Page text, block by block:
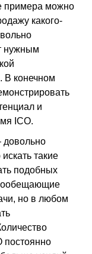
примера можно
какого-
нужным
В конечном
и
ICO.
довольно
такие
подобных
но в любом
постоянно